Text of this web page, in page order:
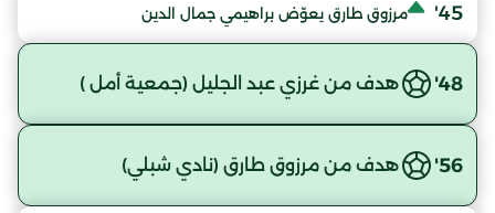
45' مرزوق طارق يعوّض براهيمي جمال الدين
48' هدف من غرزي عبد الجليل (جمعية أمل )
56' هدف من مرزوق طارق (نادي شبلي)